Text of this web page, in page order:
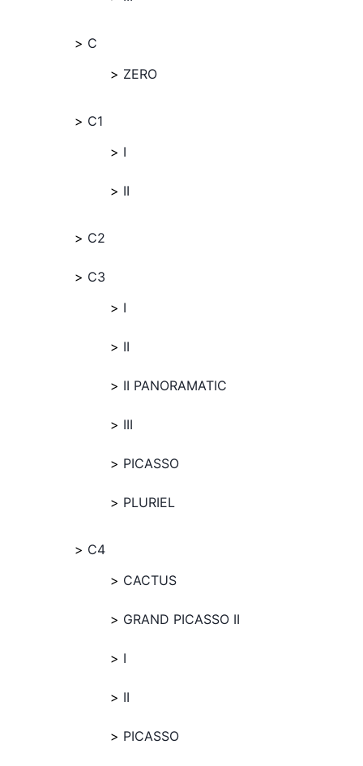
C
ZERO
C1
I
II
C2
C3
I
II
II PANORAMATIC
III
PICASSO
PLURIEL
C4
CACTUS
GRAND PICASSO II
I
II
PICASSO